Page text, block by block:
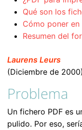
Qué son los
Cómo poner en
Resumen del
Laurens Leurs
(Diciembre de 2000)
Problema
Un fichero PDF es
pulido. Por eso,